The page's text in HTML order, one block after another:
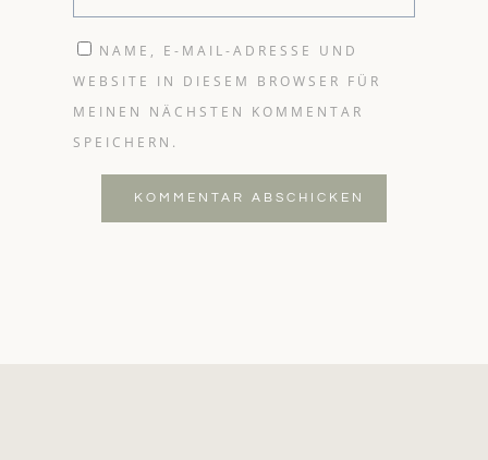
NAME, E-MAIL-ADRESSE UND
WEBSITE IN DIESEM BROWSER FÜR
MEINEN NÄCHSTEN KOMMENTAR
SPEICHERN.
KOMMENTAR ABSCHICKEN